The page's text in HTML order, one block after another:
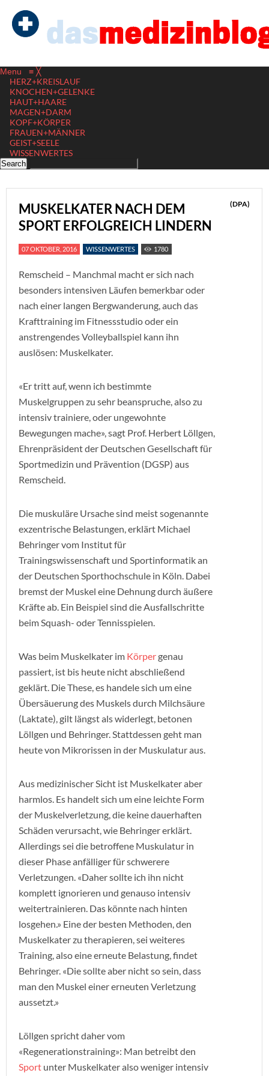
Menu ≡ ╳
HERZ+KREISLAUF
KNOCHEN+GELENKE
HAUT+HAARE
MAGEN+DARM
KOPF+KÖRPER
FRAUEN+MÄNNER
GEIST+SEELE
WISSENWERTES
MUSKELKATER NACH DEM
SPORT ERFOLGREICH LINDERN
(DPA)
07 OKTOBER, 2016 WISSENWERTES 1780
Remscheid – Manchmal macht er sich nach
besonders intensiven Läufen bemerkbar oder
nach einer langen Bergwanderung, auch das
Krafttraining im Fitnessstudio oder ein
anstrengendes Volleyballspiel kann ihn
auslösen: Muskelkater.
«Er tritt auf, wenn ich bestimmte
Muskelgruppen zu sehr beanspruche, also zu
intensiv trainiere, oder ungewohnte
Bewegungen mache», sagt Prof. Herbert Löllgen,
Ehrenpräsident der Deutschen Gesellschaft für
Sportmedizin und Prävention (DGSP) aus
Remscheid.
Die muskuläre Ursache sind meist sogenannte
exzentrische Belastungen, erklärt Michael
Behringer vom Institut für
Trainingswissenschaft und Sportinformatik an
der Deutschen Sporthochschule in Köln. Dabei
bremst der Muskel eine Dehnung durch äußere
Kräfte ab. Ein Beispiel sind die Ausfallschritte
beim Squash- oder Tennisspielen.
Was beim Muskelkater im Körpergenau
passiert, ist bis heute nicht abschließend
geklärt. Die These, es handele sich um eine
Übersäuerung des Muskels durch Milchsäure
(Laktate), gilt längst als widerlegt, betonen
Löllgen und Behringer. Stattdessen geht man
heute von Mikrorissen in der Muskulatur aus.
Aus medizinischer Sicht ist Muskelkater aber
harmlos. Es handelt sich um eine leichte Form
der Muskelverletzung, die keine dauerhaften
Schäden verursacht, wie Behringer erklärt.
Allerdings sei die betroffene Muskulatur in
dieser Phase anfälliger für schwerere
Verletzungen. «Daher sollte ich ihn nicht
komplett ignorieren und genauso intensiv
weitertrainieren. Das könnte nach hinten
losgehen.» Eine der besten Methoden, den
Muskelkater zu therapieren, sei weiteres
Training, also eine erneute Belastung, findet
Behringer. «Die sollte aber nicht so sein, dass
man den Muskel einer erneuten Verletzung
aussetzt.»
Löllgen spricht daher vom
«Regenerationstraining»: Man betreibt den
Sport unter Muskelkater also weniger intensiv